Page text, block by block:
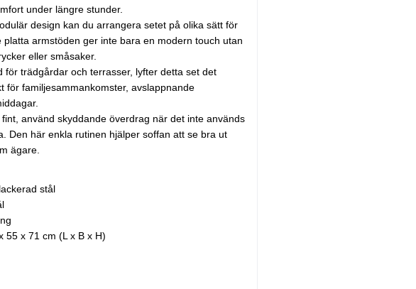
under längre stunder.
design kan du arrangera setet på olika sätt för
armstöden ger inte bara en modern touch utan
eller småsaker.
för trädgårdar och terrasser, lyfter detta set det
för familjesammankomster, avslappnande
använd skyddande överdrag när det inte används
Den här enkla rutinen hjälper soffan att se bra ut
ägare.
stål
55 x 71 cm (L x B x H)